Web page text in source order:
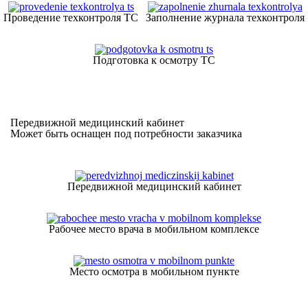
Проведение техконтроля ТС Заполнение журнала техконтроля
Подготовка к осмотру ТС
Передвижной медицинский кабинет
Может быть оснащен под потребности заказчика
Передвижной медицинский кабинет
Рабочее место врача в мобильном комплексе
Место осмотра в мобильном пункте